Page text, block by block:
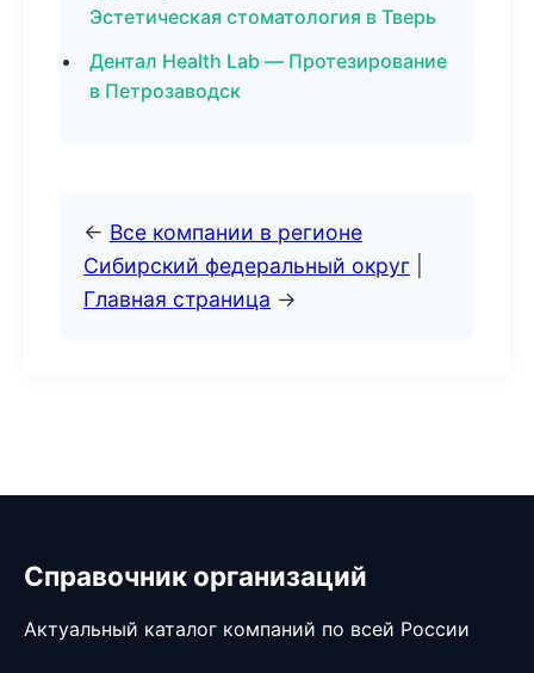
Эстетическая стоматология в Тверь
Дентал Health Lab — Протезирование
в Петрозаводск
← Все компании в регионе
Сибирский федеральный округ
Главная страница →
Справочник организаций
Актуальный каталог компаний по всей России